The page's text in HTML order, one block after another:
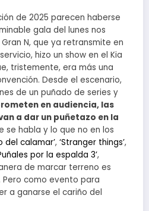
de 2025 parecen haberse
gala del lunes nos
N, que ya retransmite en
hizo un show en el Kia
tristemente, era más una
Desde el escenario,
de un puñado de series y
en audiencia, las
a dar un puñetazo en la
se habla y lo que no en los
del calamar’, ‘Stranger things’,
por la espalda 3’,
de marcar terreno es
como evento para
a ganarse el cariño del